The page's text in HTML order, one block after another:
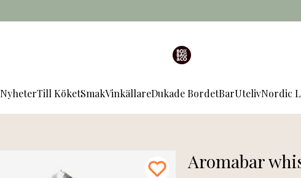
NyheterTill KöketSmakVinkällareDukade BordetBarUtelivNordic
Aromabar